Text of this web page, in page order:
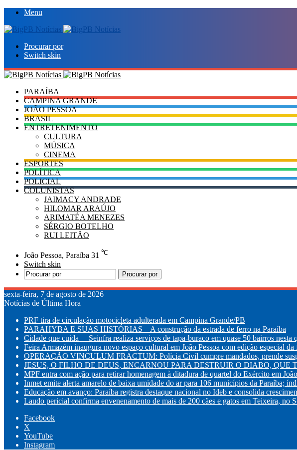
Menu
Procurar por
Switch skin
PARAÍBA
CAMPINA GRANDE
JOÃO PESSOA
BRASIL
ENTRETENIMENTO
CULTURA
MÚSICA
CINEMA
ESPORTES
POLÍTICA
POLICIAL
COLUNISTAS
JAIMACY ANDRADE
HILOMAR ARAÚJO
ARIMATÉA MENEZES
SÉRGIO BOTELHO
RUI LEITÃO
João Pessoa, Paraíba 31 ℃
Switch skin
Procurar por
sexta-feira, 7 de agosto de 2026
Notícias de Última Hora
PRF tira de circulação motocicleta adulterada em Campina Grande/PB
PARAHYBA E SUAS HISTÓRIAS – A construção da estrada de ferro na Paraíba
Cidade que cuida – Seinfra realiza serviços de tapa-buraco em quase 50 bairros nesta
Feira Armazém inaugura novo espaço cultural em João Pessoa com edição especial
OPERAÇÃO VINCULUM FRACTUM: Polícia Civil cumpre mandados, prende
JESUS, O FILHO DE DEUS, ENCARNOU PARA DESTRUIR O DIABO, QUE
MPF entra com ação para retirar homenagem à ditadura de quartel do Exército em
Inmet emite alerta amarelo de baixa umidade do ar para 106 municípios da Paraíba;
Educação em avanço: Paraíba registra destaque nacional no Ideb e consolida
Laudo pericial confirma envenenamento de mais de 200 cães e gatos em Teixeira, no
Facebook
X
YouTube
Instagram